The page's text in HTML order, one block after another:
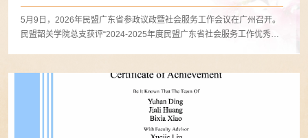
5月9日，2026年民盟广东省参政议政暨社会服务工作会议在广州召开。
民盟韶关学院总支获评“2024-2025年度民盟广东省社会服务工作优秀集